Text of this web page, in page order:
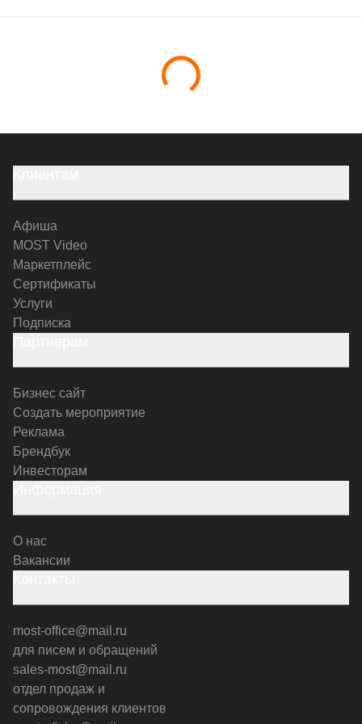
Афиша
MOST Video
Маркетплейс
Сертификаты
Услуги
Подписка
Бизнес сайт
Создать мероприятие
Реклама
Брендбук
Инвесторам
О нас
Вакансии
most-office@mail.ru
для писем и обращений
sales-most@mail.ru
отдел продаж и
сопровождения клиентов